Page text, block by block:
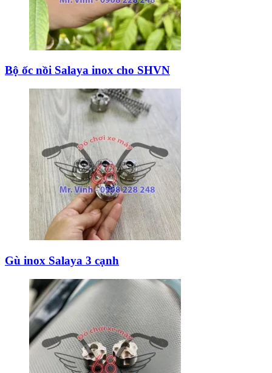
Bộ ốc nồi Salaya inox cho SHVN
Gù inox Salaya 3 cạnh